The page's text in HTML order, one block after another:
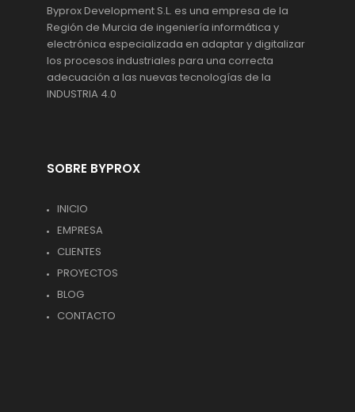
Byprox Development S.L. es una empresa de la
Región de Murcia de ingeniería informática y
electrónica especializada en adaptar y digitalizar
los procesos industriales para una correcta
adecuación a las nuevas tecnologías de la
INDUSTRIA 4.0
SOBRE BYPROX
INICIO
EMPRESA
CLIENTES
PROYECTOS
BLOG
CONTACTO